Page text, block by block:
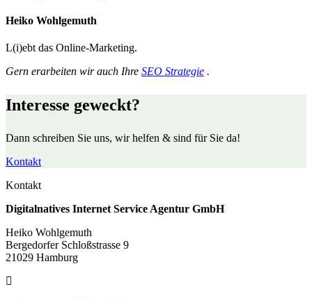
Heiko Wohlgemuth
L(i)ebt das Online-Marketing.
Gern erarbeiten wir auch Ihre SEO Strategie .
Interesse geweckt?
Dann schreiben Sie uns, wir helfen & sind für Sie da!
Kontakt
Kontakt
Digitalnatives Internet Service Agentur GmbH
Heiko Wohlgemuth
Bergedorfer Schloßstrasse 9
21029 Hamburg